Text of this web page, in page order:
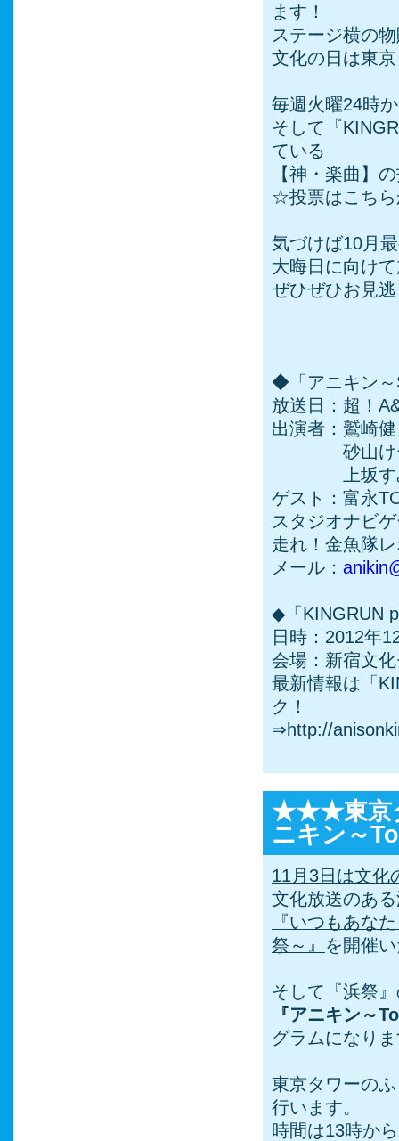
ます！
ステージ横の
文化の日は東
毎週火曜24時
そして『
ている
【神・楽曲】
☆投票はこち
気づけば10月
大晦日に向け
ぜひぜひお見
◆「アニキン～
放送日：超！
出演者：鷲崎健
砂山けー
上坂す
ゲスト：富永
スタジオナビ
走れ！金魚隊
メール：
◆「KINGRUN
日時：2012年
会場：新宿文
最新情報は「
ク！
⇒http://
★★★東京
ニキン～
11月3日は文化
文化放送のあ
『いつもあな
祭～』 を開催
そして『浜祭
『アニキン～
グラムになり
東京タワーの
行います。
時間は13時か